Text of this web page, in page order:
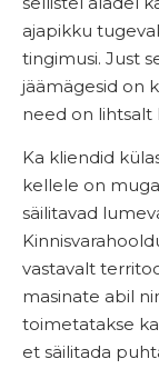
ajapikku
tingimusi. Just
jäämägesid on
need on lihtsalt
Ka kliendid
kellele on
säilitavad
vastavalt
masinate abil
toimetatakse
et säilitada